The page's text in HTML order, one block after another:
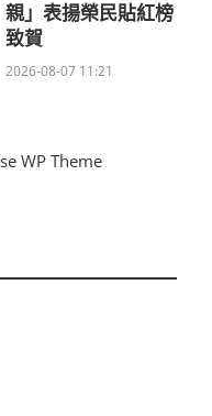
親」表揚榮民貼紅榜
致賀
2026-08-07 11:21